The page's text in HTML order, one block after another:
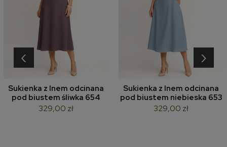
Sukienka z lnem odcinana
pod biustem śliwka 654
329,00 zł
Sukienka z lnem odcinana
pod biustem niebieska 653
329,00 zł
‹ ›